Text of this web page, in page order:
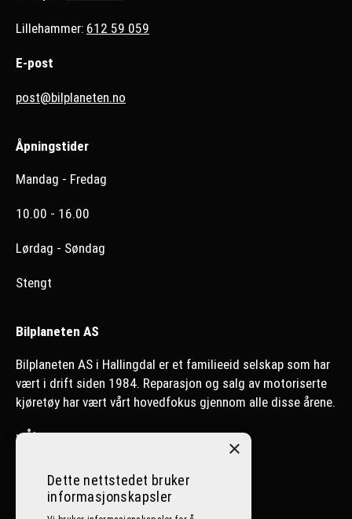
Lillehammer: 612 59 059
E-post
post@bilplaneten.no
Åpningstider
Mandag - Fredag
10.00 - 16.00
Lørdag - Søndag
Stengt
Bilplaneten AS
Bilplaneten AS i Hallingdal er et familieeid selskap som har
vært i drift siden 1984. Reparasjon og salg av motoriserte
kjøretøy har vært vårt hovedfokus gjennom alle disse årene.
>Ål
Nesbyen
Lillehammer
×
Dette nettstedet bruker
informasjonskapsler